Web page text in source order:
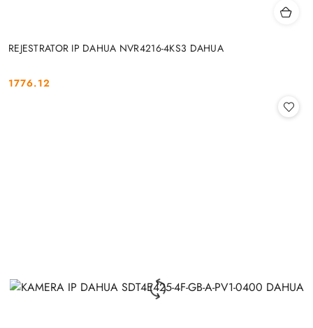
REJESTRATOR IP DAHUA NVR4216-4KS3 DAHUA
Cena:
1776.12